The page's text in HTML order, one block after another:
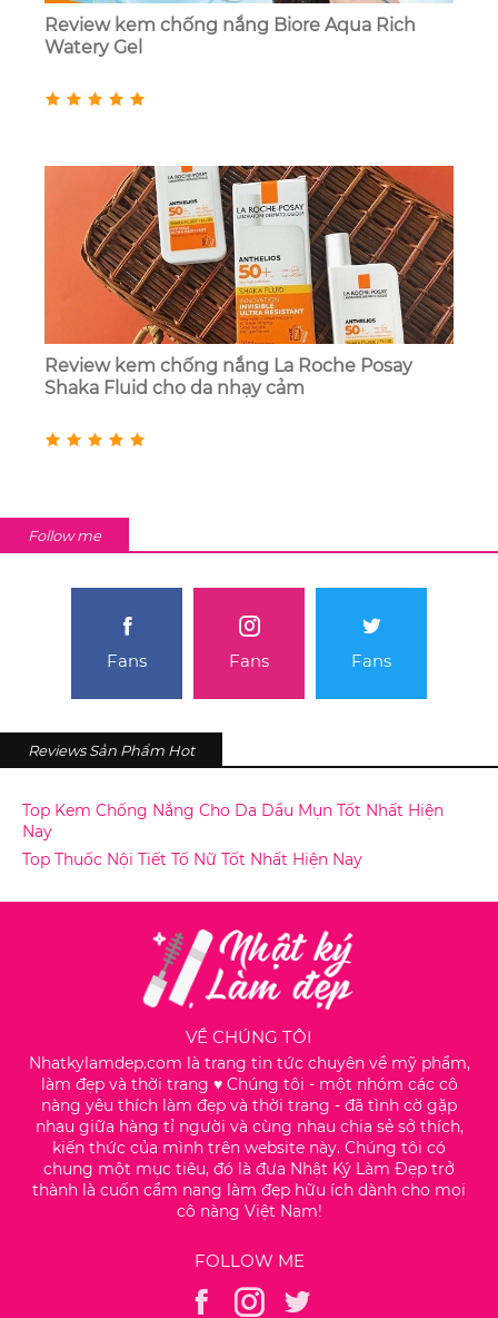
Review kem chống nắng Biore Aqua Rich
Watery Gel
Review kem chống nắng La Roche Posay
Shaka Fluid cho da nhạy cảm
Follow me
Fans Fans Fans
Reviews Sản Phẩm Hot
Top Kem Chống Nắng Cho Da Dầu Mụn Tốt Nhất Hiện
Nay
Top Thuốc Nội Tiết Tố Nữ Tốt Nhất Hiện Nay
VỀ CHÚNG TÔI
Nhatkylamdep.com là trang tin tức chuyên về mỹ phẩm,
làm đẹp và thời trang ♥️ Chúng tôi - một nhóm các cô
nàng yêu thích làm đẹp và thời trang - đã tình cờ gặp
nhau giữa hàng tỉ người và cùng nhau chia sẻ sở thích,
kiến thức của mình trên website này. Chúng tôi có
chung một mục tiêu, đó là đưa Nhật Ký Làm Đẹp trở
thành là cuốn cẩm nang làm đẹp hữu ích dành cho mọi
cô nàng Việt Nam!
FOLLOW ME